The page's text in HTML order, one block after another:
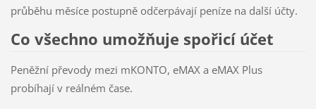
průběhu měsíce postupně odčerpávají peníze na další účty.
Co všechno umožňuje spořicí účet
Peněžní převody mezi mKONTO, eMAX a eMAX Plus
probíhají v reálném čase.